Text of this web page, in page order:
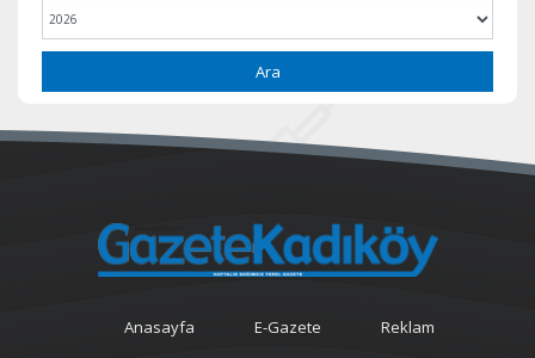
Ara
Anasayfa E-Gazete Reklam